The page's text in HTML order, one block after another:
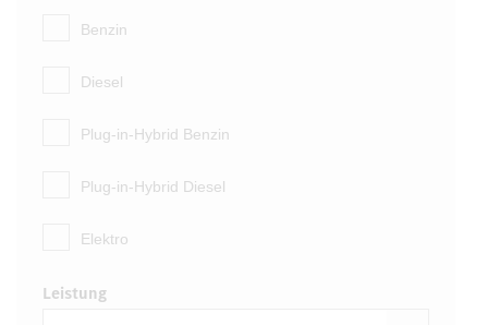
Benzin
Diesel
Plug-in-Hybrid Benzin
Plug-in-Hybrid Diesel
Elektro
Leistung